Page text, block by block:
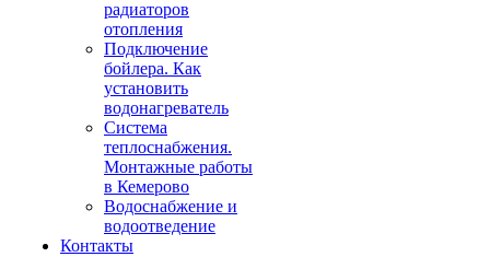
радиаторов
отопления
Подключение
бойлера. Как
установить
водонагреватель
Система
теплоснабжения.
Монтажные работы
в Кемерово
Водоснабжение и
водоотведение
Контакты